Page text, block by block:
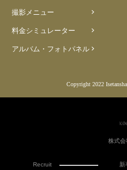
撮影メニュー
料金シミュレーター
アルバム・フォトパネル
Copyright 2022
株式
Recruit 新